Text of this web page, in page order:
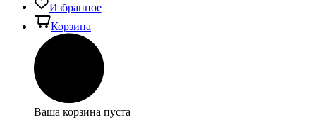
Избранное
Корзина
Ваша корзина пуста